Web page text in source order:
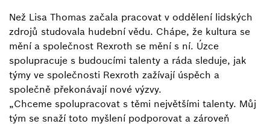
Než Lisa Thomas začala pracovat v oddělení lidských
zdrojů studovala hudební vědu. Chápe, že kultura se
mění a společnost Rexroth se mění s ní. Úzce
spolupracuje s budoucími talenty a ráda sleduje, jak
týmy ve společnosti Rexroth zažívají úspěch a
společně překonávají nové výzvy.
„Chceme spolupracovat s těmi největšími talenty. Můj
tým se snaží toto myšlení podporovat a zároveň